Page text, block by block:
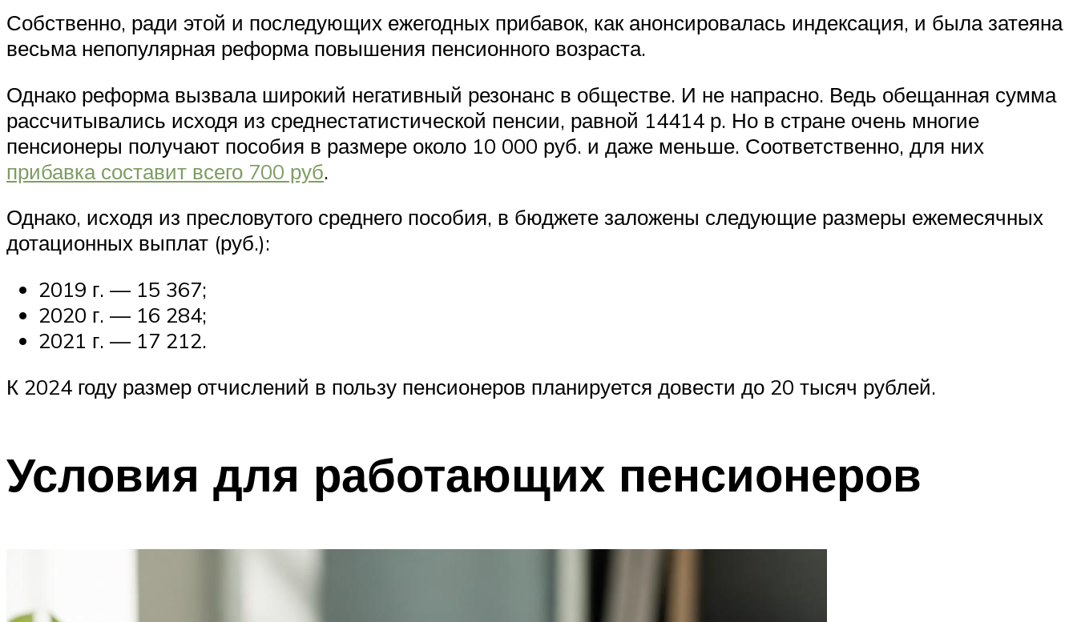
Собственно, ради этой и последующих ежегодных прибавок, как анонсировалась индексация, и была затеяна
весьма непопулярная реформа повышения пенсионного возраста.
Однако реформа вызвала широкий негативный резонанс в обществе. И не напрасно. Ведь обещанная сумма
рассчитывались исходя из среднестатистической пенсии, равной 14414 р. Но в стране очень многие
пенсионеры получают пособия в размере около 10 000 руб. и даже меньше. Соответственно, для них
прибавка составит всего 700 руб.
Однако, исходя из пресловутого среднего пособия, в бюджете заложены следующие размеры ежемесячных
дотационных выплат (руб.):
2019 г. — 15 367;
2020 г. — 16 284;
2021 г. — 17 212.
К 2024 году размер отчислений в пользу пенсионеров планируется довести до 20 тысяч рублей.
Условия для работающих пенсионеров